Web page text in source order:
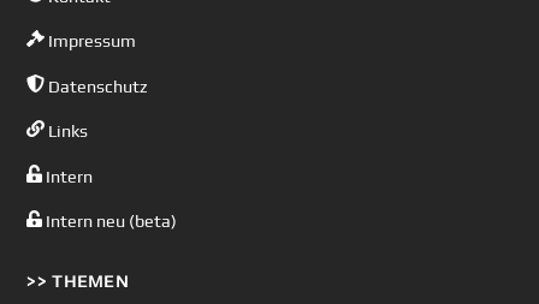
Impressum
Datenschutz
Links
Intern
Intern neu (beta)
>> THEMEN